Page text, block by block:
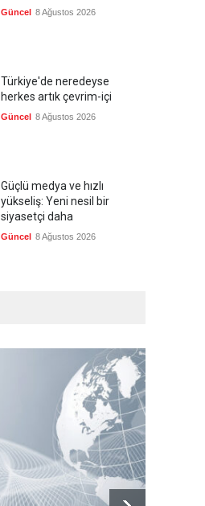
Güncel 8 Ağustos 2026
Türkiye'de neredeyse
herkes artık çevrim-içi
Güncel 8 Ağustos 2026
Güçlü medya ve hızlı
yükseliş: Yeni nesil bir
siyasetçi daha
Güncel 8 Ağustos 2026
Kolombiya, solcu Petro'nun
yerine aşırı sağcı Espriella'yı
Güncel 8 Ağustos 2026